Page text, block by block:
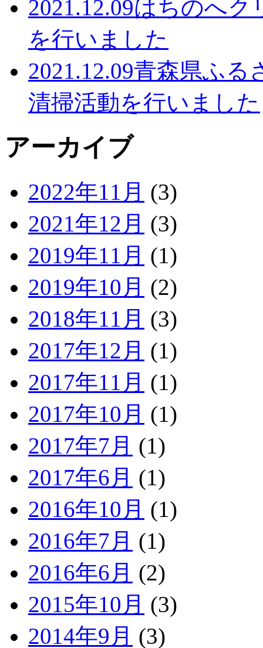
2021.12.09はちのへク
を行いました
2021.12.09青森県ふる
清掃活動を行いました
アーカイブ
2022年11月 (3)
2021年12月 (3)
2019年11月 (1)
2019年10月 (2)
2018年11月 (3)
2017年12月 (1)
2017年11月 (1)
2017年10月 (1)
2017年7月 (1)
2017年6月 (1)
2016年10月 (1)
2016年7月 (1)
2016年6月 (2)
2015年10月 (3)
2014年9月 (3)